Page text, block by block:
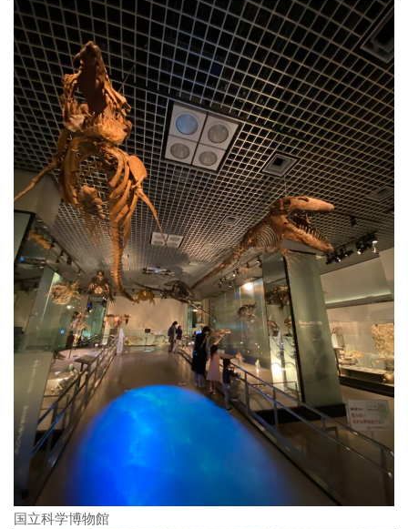
国立科学博物館